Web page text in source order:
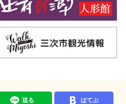
送る はてぶ